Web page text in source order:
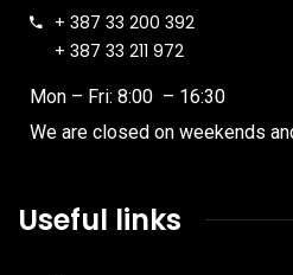
+ 387 33 200 392
+ 387 33 211 972
Mon – Fri: 8:00 – 16:30
We are closed on weekends
Useful links